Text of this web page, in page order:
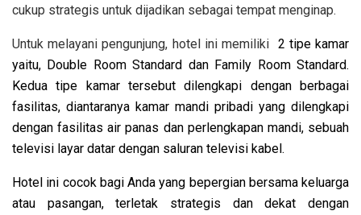
cukup strategis untuk dijadikan sebagai tempat menginap.
Untuk melayani pengunjung, hotel ini memiliki 2 tipe kamar
yaitu, Double Room Standard dan Family Room Standard.
Kedua tipe kamar tersebut dilengkapi dengan berbagai
fasilitas, diantaranya kamar mandi pribadi yang dilengkapi
dengan fasilitas air panas dan perlengkapan mandi, sebuah
televisi layar datar dengan saluran televisi kabel.
Hotel ini cocok bagi Anda yang bepergian bersama keluarga
atau pasangan, terletak strategis dan dekat dengan